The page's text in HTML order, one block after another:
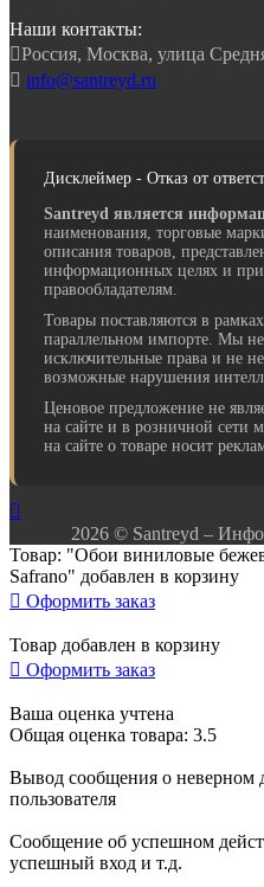
Наши контакты:
Россия, Москва, улица
 info@santreyd.ru
Дисклеймер - Отказ от
Santreyd является
наименования, торговые
описания товаров,
информационных целях и
правообладателям.
Товары поставляются в
параллельном импорте. Мы
исключительные права и не
возможные нарушения
Ценовое предложение не
на сайте и в розничной сети
на сайте о товаре носит

2026 © Santreyd –
Товар: "Обои виниловые
Safrano" добавлен в корзину
 Оформить заказ
Товар добавлен в корзину
 Оформить заказ
Ваша оценка учтена
Общая оценка товара: 3.5
Вывод сообщения о неверном
пользователя
Сообщение об успешном
успешный вход и т.д.